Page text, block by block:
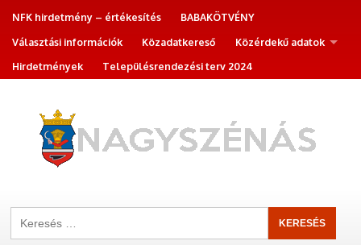
NFK hirdetmény – értékesítés
BABAKÖTVÉNY
Választási információk
Közadatkereső
Közérdekű adatok
Hirdetmények
Településrendezési terv 2024